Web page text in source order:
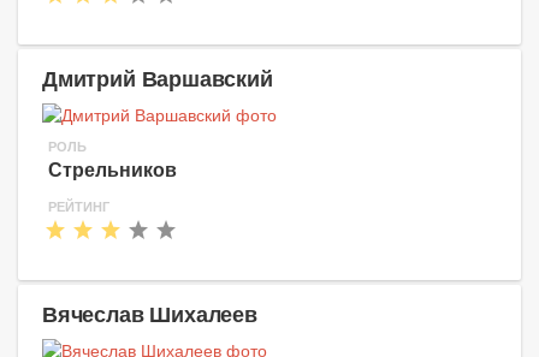
Дмитрий Варшавский
РОЛЬ
Стрельников
РЕЙТИНГ
Вячеслав Шихалеев